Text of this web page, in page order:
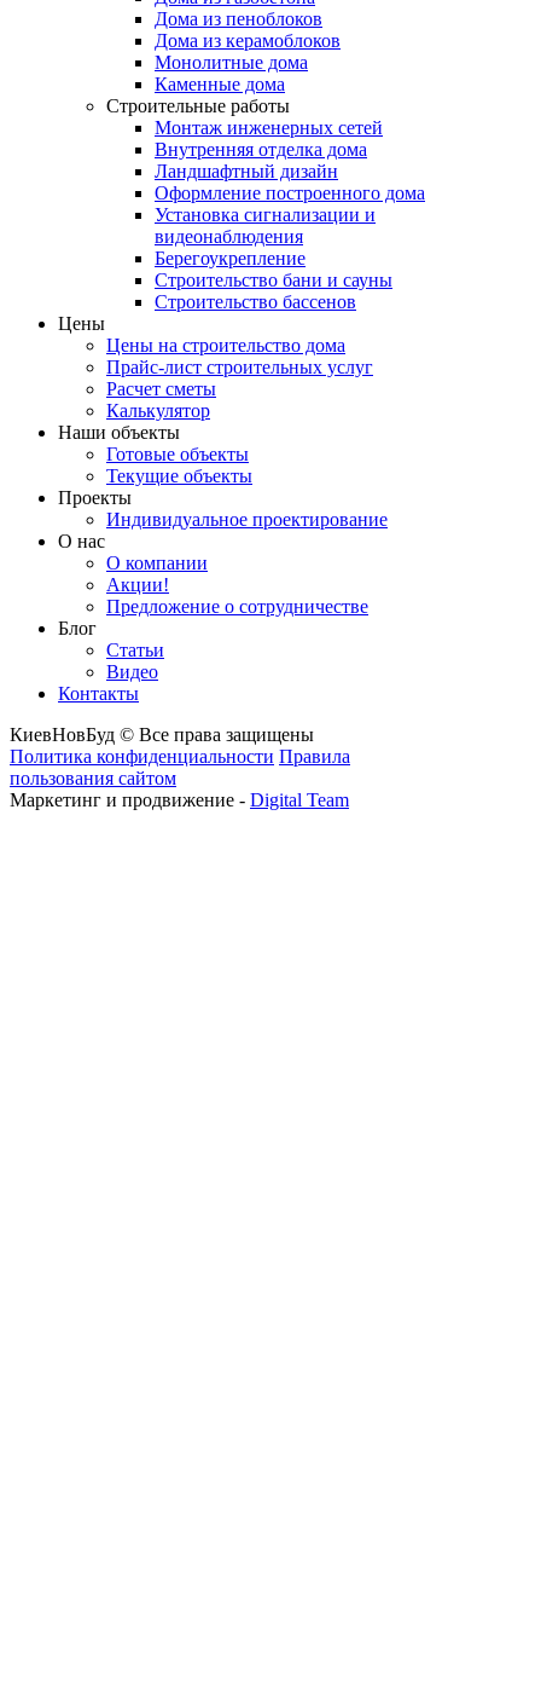
Дома из пеноблоков
Дома из керамоблоков
Монолитные дома
Каменные дома
Строительные работы
Монтаж инженерных сетей
Внутренняя отделка дома
Ландшафтный дизайн
Оформление построенного дома
Установка сигнализации и
видеонаблюдения
Берегоукрепление
Строительство бани и сауны
Строительство бассенов
Цены
Цены на строительство дома
Прайс-лист строительных услуг
Расчет сметы
Калькулятор
Наши объекты
Готовые объекты
Текущие объекты
Проекты
Индивидуальное проектирование
О нас
О компании
Акции!
Предложение о сотрудничестве
Блог
Статьи
Видео
Контакты
КиевНовБуд © Все права защищены
Политика конфиденциальности Правила
пользования сайтом
Маркетинг и продвижение - Digital Team